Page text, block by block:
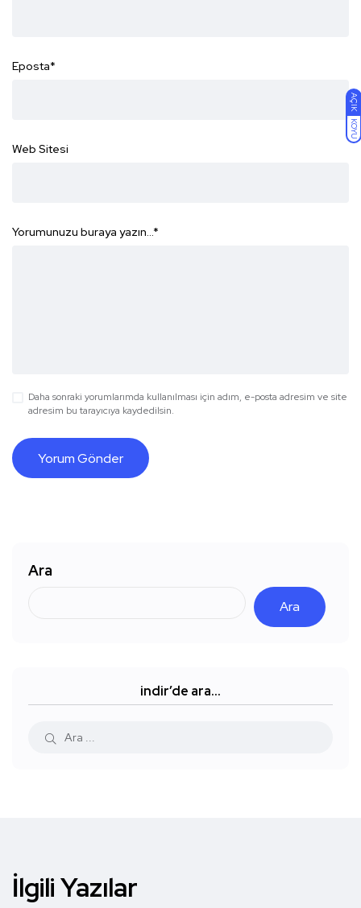
AÇIK
KOYU
Eposta*
Web Sitesi
Yorumunuzu buraya yazın...*
Daha sonraki yorumlarımda kullanılması için adım, e-posta adresim ve site
adresim bu tarayıcıya kaydedilsin.
Ara
Ara
indir’de ara…
İlgili Yazılar